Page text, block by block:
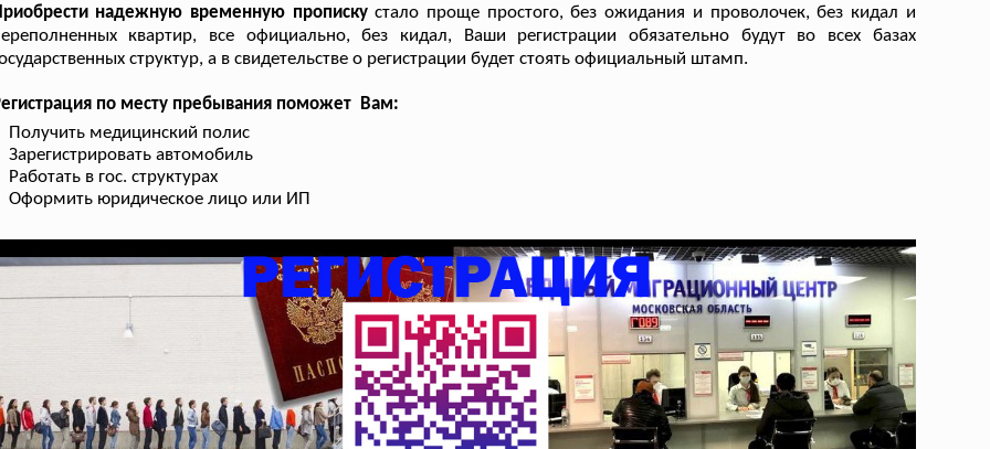
надежную временную пропискустало проще простого, без ожидания и проволочек, без кидал и
квартир, все официально, без кидал, Ваши регистрации обязательно будут во всех базах
структур, а в свидетельстве о регистрации будет стоять официальный штамп.
по месту пребывания поможет Вам:
Получить медицинский полис
Зарегистрировать автомобиль
Работать в гос. структурах
Оформить юридическое лицо или ИП